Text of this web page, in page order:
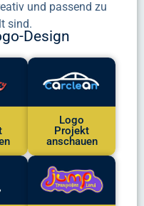
und passend zu
sind.
Design
Logo
Projekt
anschauen